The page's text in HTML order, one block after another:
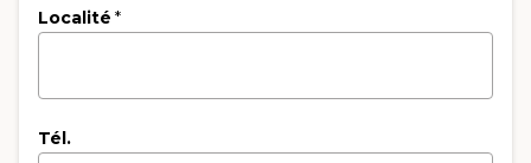
Localité *
Tél.